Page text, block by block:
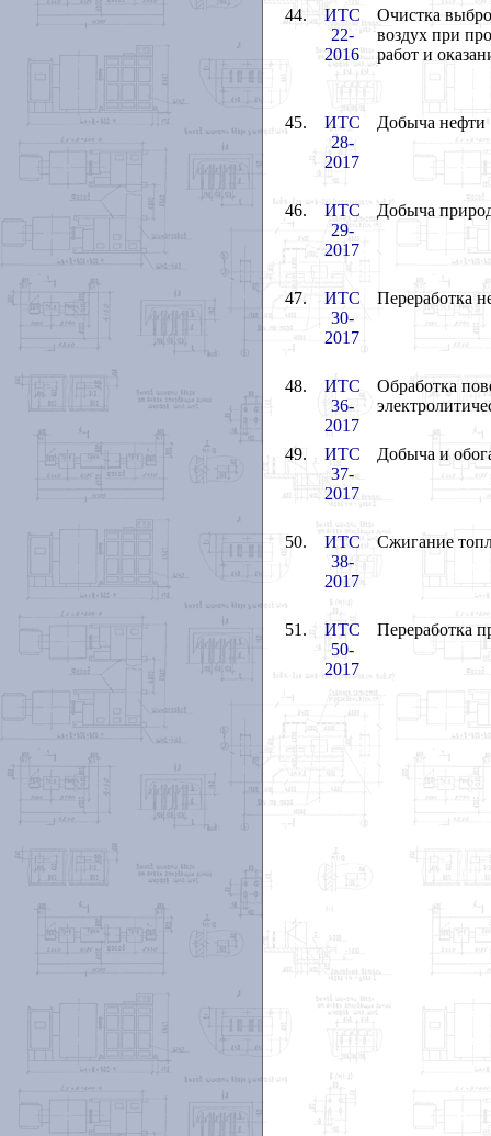
44.
ИТС
22-
2016
Очистка
воздух при
работ и
45.
ИТС
28-
2017
Добыча нефти
46.
ИТС
29-
2017
Добыча
47.
ИТС
30-
2017
Переработка
48.
ИТС
36-
2017
Обработка
49.
ИТС
37-
2017
Добыча и
50.
ИТС
38-
2017
Сжигание
51.
ИТС
50-
2017
Переработка